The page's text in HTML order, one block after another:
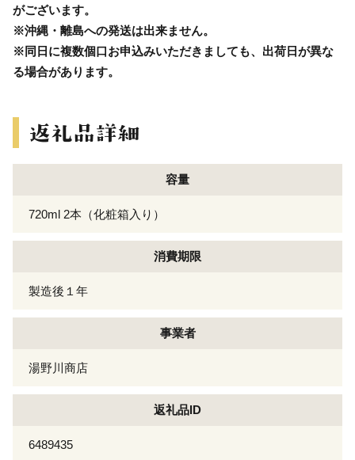
がございます。
※沖縄・離島への発送は出来ません。
※同日に複数個口お申込みいただきましても、出荷日が異な
る場合があります。
容量
720ml 2本（化粧箱入り）
消費期限
製造後１年
事業者
湯野川商店
返礼品ID
6489435